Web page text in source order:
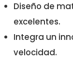
Diseño de
excelentes.
Integra un
velocidad.